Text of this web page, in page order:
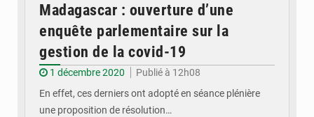
Madagascar : ouverture d’une
enquête parlementaire sur la
gestion de la covid-19
1 décembre 2020
Publié à 12h08
En effet, ces derniers ont adopté en séance plénière
une proposition de résolution…